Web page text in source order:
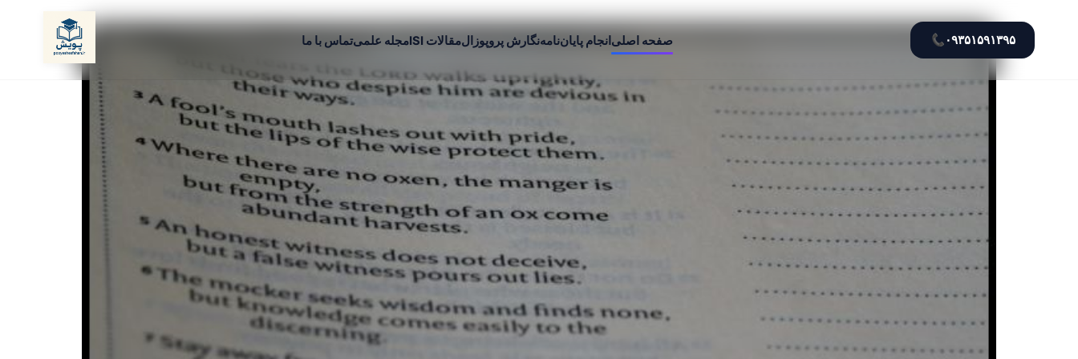
۰۹۳۵۱۵۹۱۳۹۵ 📞 صفحه اصلی انجام پایان‌نامهنگارش پروپوزالمقالات ISI مجله علمیتماس با ما